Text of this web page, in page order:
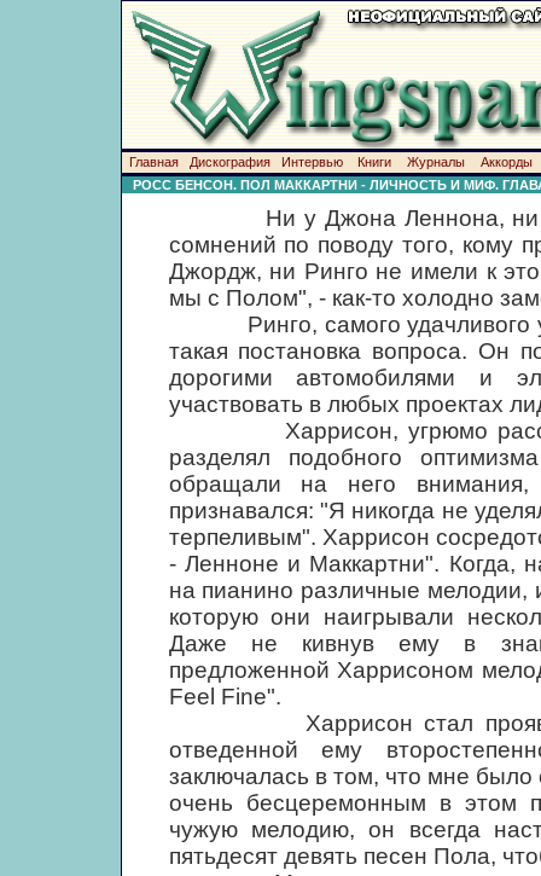
Главная Дискография Интервью Книги Журналы
Аккорды
РОСС БЕНСОН. ПОЛ МАККАРТНИ - ЛИЧНОСТЬ И МИФ.
Ни у Джона Леннона, ни у
сомнений по поводу того, кому
Джордж, ни Ринго не имели к
мы с Полом", - как-то холодно
Ринго, самого удачливого
такая постановка вопроса. Он
дорогими автомобилями и
участвовать в любых проектах
Харрисон, угрюмо
разделял подобного
обращали на него
признавался: "Я никогда не
терпеливым". Харрисон
- Ленноне и Маккартни". Когда,
на пианино различные мелодии,
которую они наигрывали
Даже не кивнув ему в знак
предложенной Харрисоном
Feel Fine".
Харрисон стал
отведенной ему
заключалась в том, что мне
очень бесцеремонным в этом
чужую мелодию, он всегда
пятьдесят девять песен Пола,